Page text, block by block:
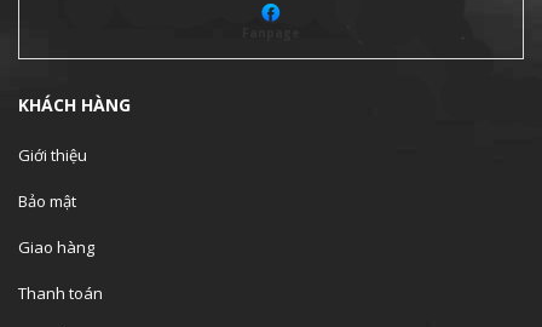
KHÁCH HÀNG
Giới thiệu
Bảo mật
Giao hàng
Thanh toán